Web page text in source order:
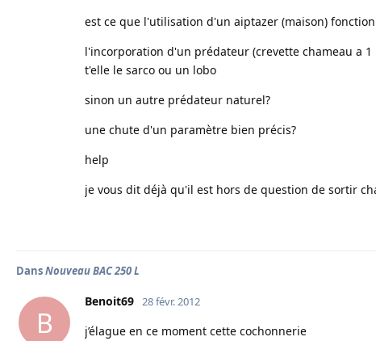
est ce que l'utilisation d'un aiptazer (maison)
l'incorporation d'un prédateur (crevette chameau a
t'elle le sarco ou un lobo
sinon un autre prédateur naturel?
une chute d'un paramètre bien précis?
help
je vous dit déjà qu'il est hors de question de sortir
DansNouveau BAC 250 L
B
Benoit69 28 févr. 2012
j’élague en ce moment cette cochonnerie